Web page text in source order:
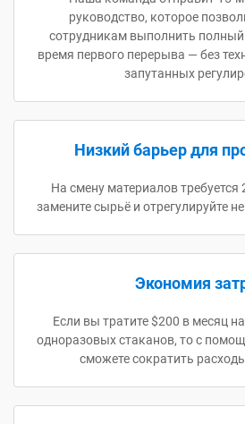
руководство, которое
сотрудникам выполнить
время первого перерыва — без
запутанных
Низкий барьер для
На смену материалов
замените сырьё и отрегулируйте
Экономия
Если вы тратите $200 в месяц
одноразовых стаканов, то с
сможете сократить